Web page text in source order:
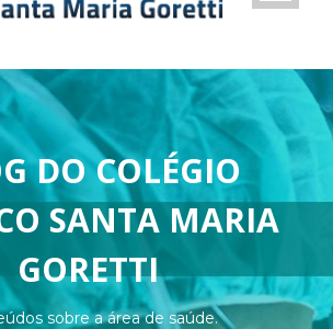
DO COLÉGIO
SANTA MARIA
GORETTI
sobre a área de saúde.